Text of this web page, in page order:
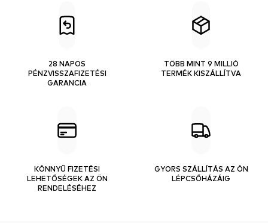
28 NAPOS
PÉNZVISSZAFIZETÉSI
GARANCIA
TÖBB MINT 9 MILLIÓ
TERMÉK KISZÁLLÍTVA
KÖNNYŰ FIZETÉSI
LEHETŐSÉGEK AZ ÖN
RENDELÉSÉHEZ
GYORS SZÁLLÍTÁS AZ ÖN
LÉPCSŐHÁZÁIG